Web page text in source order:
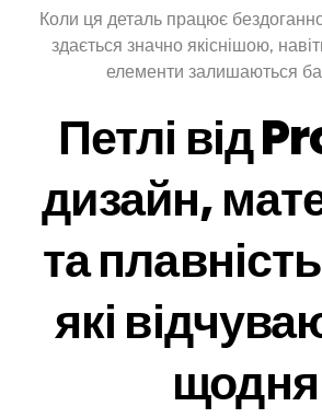
Коли ця деталь працює
здається значно якіснішою,
елементи залишаються
Петлі від
дизайн,
та
які
щодня